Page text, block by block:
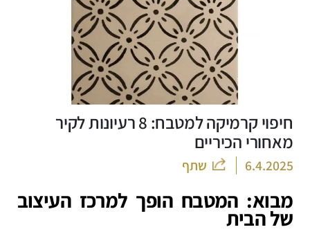
חיפוי קרמיקה למטבח: 8 רעיונות לקיר
מאחורי הכיריים
6.4.2025 שתף
מבוא: המטבח הופך למרכז העיצוב
של הבית